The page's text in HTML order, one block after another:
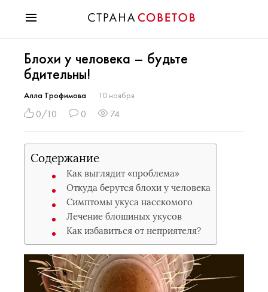
Мода
Звезды
Гороскопы
Здоровье
Хобби
Разное
Праздники
Блохи у человека – будьте
бдительны!
Алла Трофимова 10 ноября
0/10 0 74
Содержание
Как выглядит «проблема»
Откуда берутся блохи у человека
Симптомы укуса насекомого
Лечение блошиных укусов
Как избавиться от неприятеля?